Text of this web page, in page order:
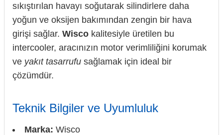
sıkıştırılan havayı soğutarak silindirlere daha
yoğun ve oksijen bakımından zengin bir hava
girişi sağlar. Wisco kalitesiyle üretilen bu
intercooler, aracınızın motor verimliliğini korumak
ve yakıt tasarrufu sağlamak için ideal bir
çözümdür.
Teknik Bilgiler ve Uyumluluk
Marka: Wisco